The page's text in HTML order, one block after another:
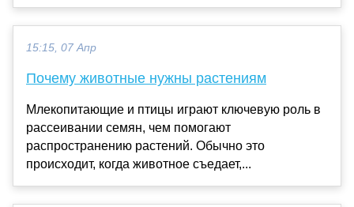
15:15, 07 Апр
Почему животные нужны растениям
Млекопитающие и птицы играют ключевую роль в
рассеивании семян, чем помогают
распространению растений. Обычно это
происходит, когда животное съедает,...